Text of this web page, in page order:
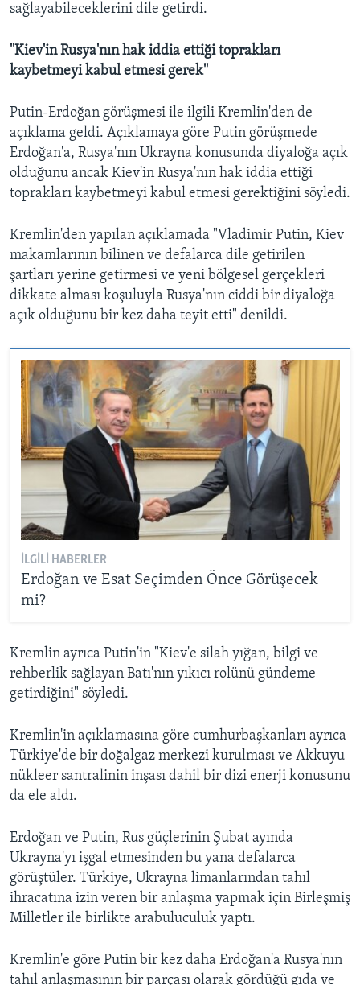
sağlayabileceklerini dile getirdi.
''Kiev'in Rusya'nın hak iddia ettiği toprakları
kaybetmeyi kabul etmesi gerek''
Putin-Erdoğan görüşmesi ile ilgili Kremlin'den de
açıklama geldi. Açıklamaya göre Putin görüşmede
Erdoğan'a, Rusya'nın Ukrayna konusunda diyaloğa açık
olduğunu ancak Kiev'in Rusya'nın hak iddia ettiği
toprakları kaybetmeyi kabul etmesi gerektiğini söyledi.
Kremlin'den yapılan açıklamada "Vladimir Putin, Kiev
makamlarının bilinen ve defalarca dile getirilen
şartları yerine getirmesi ve yeni bölgesel gerçekleri
dikkate alması koşuluyla Rusya'nın ciddi bir diyaloğa
açık olduğunu bir kez daha teyit etti" denildi.
İLGILI HABERLER
Erdoğan ve Esat Seçimden Önce Görüşecek
mi?
Kremlin ayrıca Putin'in "Kiev'e silah yığan, bilgi ve
rehberlik sağlayan Batı'nın yıkıcı rolünü gündeme
getirdiğini" söyledi.
Kremlin'in açıklamasına göre cumhurbaşkanları ayrıca
Türkiye'de bir doğalgaz merkezi kurulması ve Akkuyu
nükleer santralinin inşası dahil bir dizi enerji konusunu
da ele aldı.
Erdoğan ve Putin, Rus güçlerinin Şubat ayında
Ukrayna'yı işgal etmesinden bu yana defalarca
görüştüler. Türkiye, Ukrayna limanlarından tahıl
ihracatına izin veren bir anlaşma yapmak için Birleşmiş
Milletler ile birlikte arabuluculuk yaptı.
Kremlin'e göre Putin bir kez daha Erdoğan'a Rusya'nın
tahıl anlaşmasının bir parçası olarak gördüğü gıda ve